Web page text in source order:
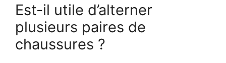
Est-il utile d’alterner
plusieurs paires de
chaussures ?